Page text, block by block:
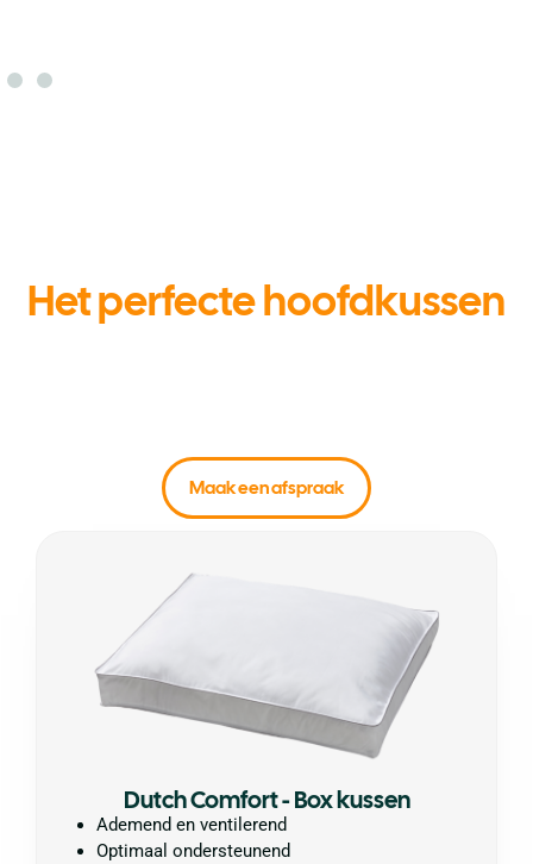
Het perfecte hoofdkussen
Maak een afspraak
Dutch Comfort - Box kussen
Ademend en ventilerend
Optimaal ondersteunend